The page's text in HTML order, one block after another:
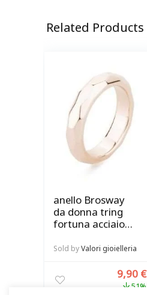
Related Products
anello Brosway
da donna tring
fortuna acciaio
misura 14
Sold by Valori gioielleria
9,90 €
51%